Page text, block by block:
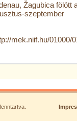
Žagubica fölött
szeptember
mek.niif.hu/01000/